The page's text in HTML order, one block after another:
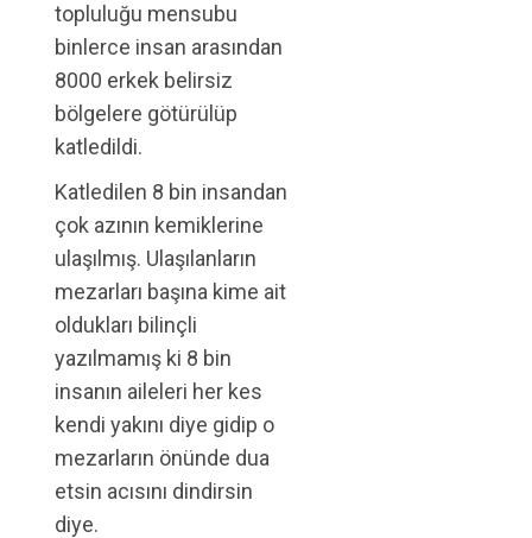
topluluğu mensubu
binlerce insan arasından
8000 erkek belirsiz
bölgelere götürülüp
katledildi.
Katledilen 8 bin insandan
çok azının kemiklerine
ulaşılmış. Ulaşılanların
mezarları başına kime ait
oldukları bilinçli
yazılmamış ki 8 bin
insanın aileleri her kes
kendi yakını diye gidip o
mezarların önünde dua
etsin acısını dindirsin
diye.